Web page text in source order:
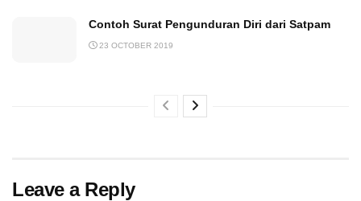
Contoh Surat Pengunduran Diri dari Satpam
23 OCTOBER 2019
Leave a Reply